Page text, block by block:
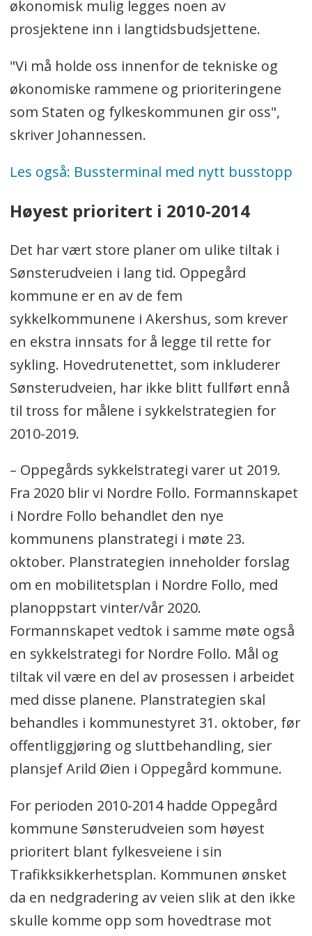
økonomisk mulig legges noen av
prosjektene inn i langtidsbudsjettene.
"Vi må holde oss innenfor de tekniske og
økonomiske rammene og prioriteringene
som Staten og fylkeskommunen gir oss",
skriver Johannessen.
Les også: Bussterminal med nytt busstopp
Høyest prioritert i 2010-2014
Det har vært store planer om ulike tiltak i
Sønsterudveien i lang tid. Oppegård
kommune er en av de fem
sykkelkommunene i Akershus, som krever
en ekstra innsats for å legge til rette for
sykling. Hovedrutenettet, som inkluderer
Sønsterudveien, har ikke blitt fullført ennå
til tross for målene i sykkelstrategien for
2010-2019.
– Oppegårds sykkelstrategi varer ut 2019.
Fra 2020 blir vi Nordre Follo. Formannskapet
i Nordre Follo behandlet den nye
kommunens planstrategi i møte 23.
oktober. Planstrategien inneholder forslag
om en mobilitetsplan i Nordre Follo, med
planoppstart vinter/vår 2020.
Formannskapet vedtok i samme møte også
en sykkelstrategi for Nordre Follo. Mål og
tiltak vil være en del av prosessen i arbeidet
med disse planene. Planstrategien skal
behandles i kommunestyret 31. oktober, før
offentliggjøring og sluttbehandling, sier
plansjef Arild Øien i Oppegård kommune.
For perioden 2010-2014 hadde Oppegård
kommune Sønsterudveien som høyest
prioritert blant fylkesveiene i sin
Trafikksikkerhetsplan. Kommunen ønsket
da en nedgradering av veien slik at den ikke
skulle komme opp som hovedtrase mot